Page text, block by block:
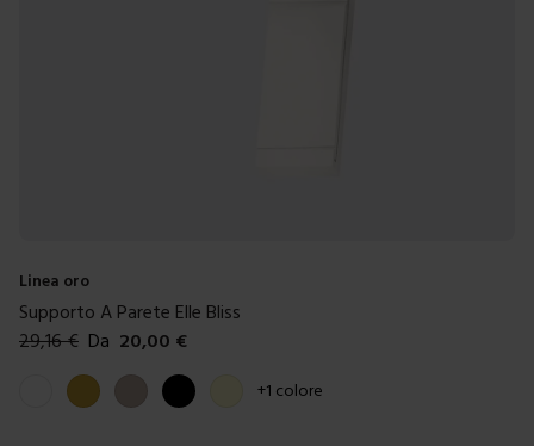
Linea oro
Supporto A Parete Elle Bliss
29,16€ Da 20,00 €
Colori disponibili
BiancoOro TortoraNero Crema+1 colore